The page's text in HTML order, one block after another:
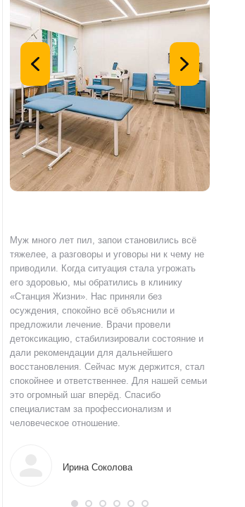
Муж много лет пил, запои становились всё
тяжелее, а разговоры и уговоры ни к чему не
приводили. Когда ситуация стала угрожать
его здоровью, мы обратились в клинику
«Станция Жизни». Нас приняли без
осуждения, спокойно всё объяснили и
предложили лечение. Врачи провели
детоксикацию, стабилизировали состояние и
дали рекомендации для дальнейшего
восстановления. Сейчас муж держится, стал
спокойнее и ответственнее. Для нашей семьи
это огромный шаг вперёд. Спасибо
специалистам за профессионализм и
человеческое отношение.
Ирина Соколова